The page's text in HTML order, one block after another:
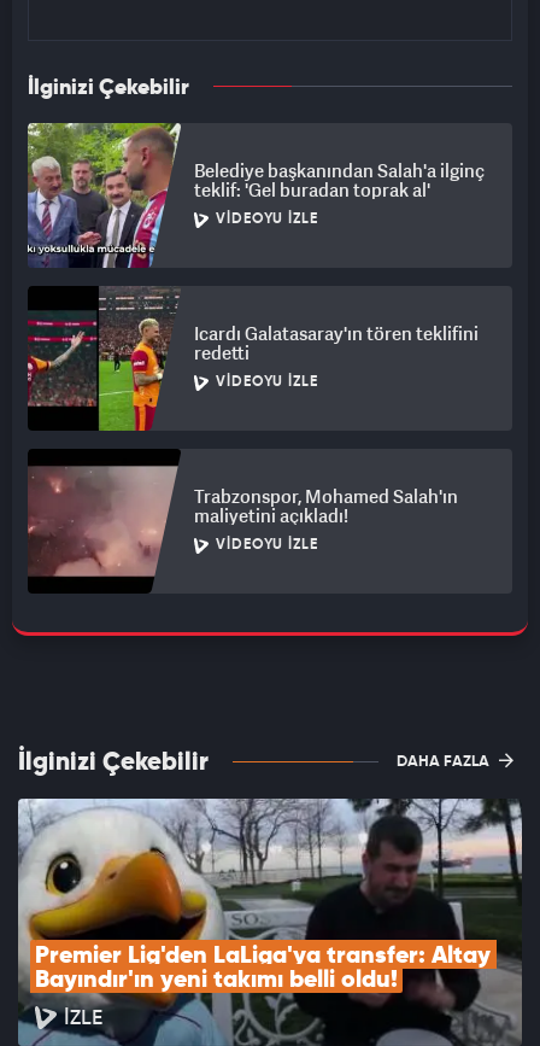
İlginizi Çekebilir
Belediye başkanından Salah'a ilginç
teklif: 'Gel buradan toprak al'
VIDEOYU İZLE
Icardı Galatasaray'ın tören teklifini
redetti
VIDEOYU İZLE
Trabzonspor, Mohamed Salah'ın
maliyetini açıkladı!
VIDEOYU İZLE
İlginizi Çekebilir DAHA FAZLA
Premier Lig'den LaLiga'ya transfer: Altay
Bayındır'ın yeni takımı belli oldu!
İZLE